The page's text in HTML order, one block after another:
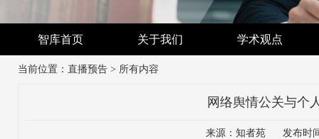
智库首页 关于我们 学术观点
当前位置： 直播预告 > 所有内容
网络舆情公关与个
来源：知者苑 发布时